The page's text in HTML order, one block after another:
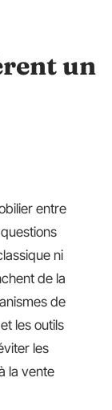
un
entre
ni
de la
de
les outils
les
la vente